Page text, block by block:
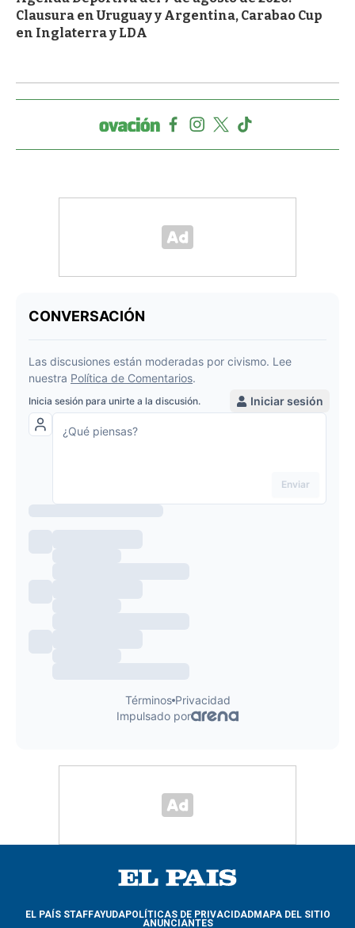
Clausura en Uruguay y Argentina, Carabao Cup
en Inglaterra y LDA
EL PAÍS STAFFAYUDAPOLÍTICAS DE PRIVACIDADMAPA DEL SITIO
ANUNCIANTES